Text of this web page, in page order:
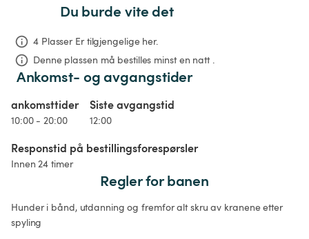
Du burde vite det
4 Plasser Er tilgjengelige her.
Denne plassen må bestilles minst en natt .
Ankomst- og avgangstider
ankomsttider
10:00 - 20:00
Siste avgangstid
12:00
Responstid på bestillingsforespørsler
Innen 24 timer
Regler for banen
Hunder i bånd, utdanning og fremfor alt skru av kranene etter
spyling